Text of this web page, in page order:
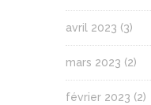
avril 2023 (3)
mars 2023 (2)
février 2023 (2)